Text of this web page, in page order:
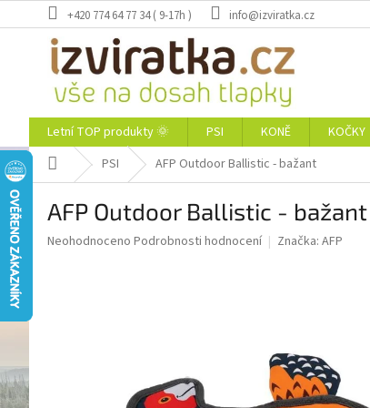
na
+420 774 64 77 34 ( 9-17h ) info@izviratka.cz
Letní TOP produkty 🌞 PSI KONĚ KOČKY
Domů PSI AFP Outdoor Ballistic - bažant
AFP Outdoor Ballistic - bažant
Průměrné
Neohodnoceno Podrobnosti hodnocení Značka: AFP